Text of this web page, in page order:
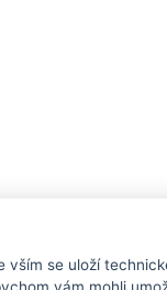
vším se uloží